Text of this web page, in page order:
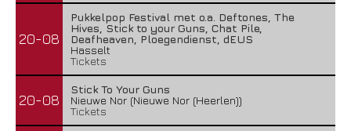
20-08
Pukkelpop Festival met o.a. Deftones, The
Hives, Stick to your Guns, Chat Pile,
Deafheaven, Ploegendienst, dEUS
Hasselt
Tickets
20-08
Stick To Your Guns
Nieuwe Nor (Nieuwe Nor (Heerlen))
Tickets